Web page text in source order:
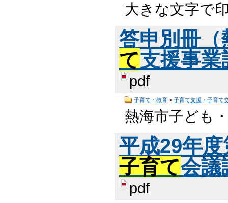
大きな文字で
答申別冊（
て支援事業
pdf
子育て・教育> 子育て支援・子育て
熱海市子ども
平成29年
子育て会議
pdf